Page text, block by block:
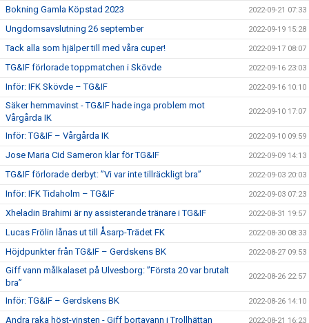
Bokning Gamla Köpstad 2023 2022-09-21 07:33
Ungdomsavslutning 26 september 2022-09-19 15:28
Tack alla som hjälper till med våra cuper! 2022-09-17 08:07
TG&IF förlorade toppmatchen i Skövde 2022-09-16 23:03
Inför: IFK Skövde – TG&IF 2022-09-16 10:10
Säker hemmavinst - TG&IF hade inga problem mot
Vårgårda IK
2022-09-10 17:07
Inför: TG&IF – Vårgårda IK 2022-09-10 09:59
Jose Maria Cid Sameron klar för TG&IF 2022-09-09 14:13
TG&IF förlorade derbyt: ”Vi var inte tillräckligt bra” 2022-09-03 20:03
Inför: IFK Tidaholm – TG&IF 2022-09-03 07:23
Xheladin Brahimi är ny assisterande tränare i TG&IF 2022-08-31 19:57
Lucas Frölin lånas ut till Åsarp-Trädet FK 2022-08-30 08:33
Höjdpunkter från TG&IF – Gerdskens BK 2022-08-27 09:53
Giff vann målkalaset på Ulvesborg: ”Första 20 var brutalt
bra”
2022-08-26 22:57
Inför: TG&IF – Gerdskens BK 2022-08-26 14:10
Andra raka höst-vinsten - Giff bortavann i Trollhättan 2022-08-21 16:23